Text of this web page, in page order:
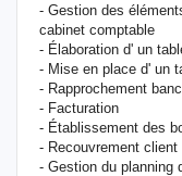
- Gestion des
cabinet comptable
- Élaboration d' un
- Mise en place d' un
- Rapprochement
- Facturation
- Établissement des
- Recouvrement client
- Gestion du planning